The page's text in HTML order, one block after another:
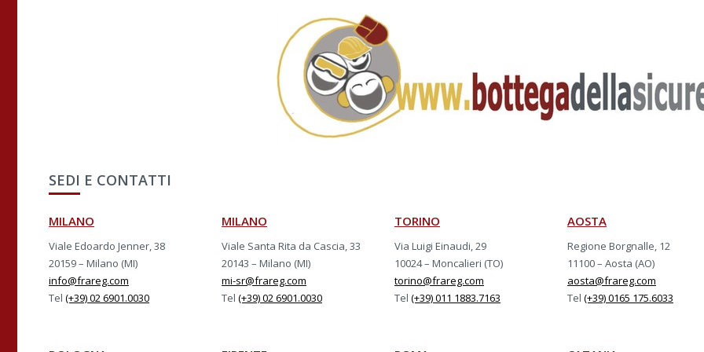
SEDI E CONTATTI
MILANO
Viale Edoardo Jenner, 38
20159 – Milano (MI)
info@frareg.com
Tel (+39) 02 6901.0030
MILANO
Viale Santa Rita da Cascia, 33
20143 – Milano (MI)
mi-sr@frareg.com
Tel (+39) 02 6901.0030
TORINO
Via Luigi Einaudi, 29
10024 – Moncalieri (TO)
torino@frareg.com
Tel (+39) 011 1883.7163
AOSTA
Regione Borgnalle, 12
11100 – Aosta (AO)
aosta@frareg.com
Tel (+39) 0165 175.6033